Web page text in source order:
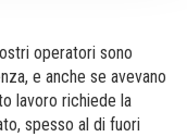
operatori sono
e anche se avevano
lavoro richiede la
spesso al di fuori